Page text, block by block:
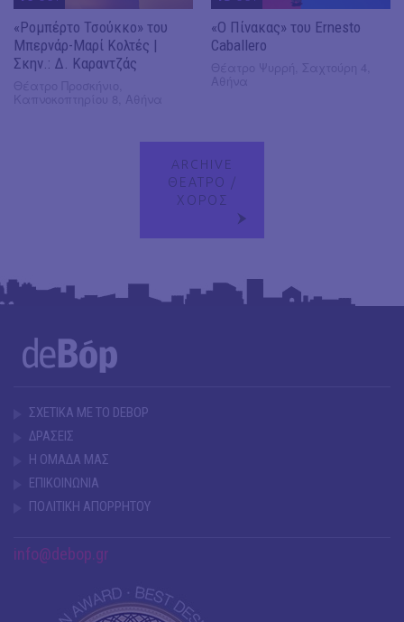
«Ρομπέρτο Τσούκκο» του
Μπερνάρ-Μαρί Κολτές |
Σκην.: Δ. Καραντζάς
«Ο Πίνακας» του Ernesto
Caballero
ARCHIVE
ΘΕΑΤΡΟ /
ΧΟΡΟΣ
ΣΧΕΤΙΚΑ ΜΕ ΤΟ DEBOP
ΔΡΑΣΕΙΣ
Η ΟΜΑΔΑ ΜΑΣ
ΕΠΙΚΟΙΝΩΝΙΑ
ΠΟΛΙΤΙΚΗ ΑΠΟΡΡΗΤΟΥ
info@debop.gr